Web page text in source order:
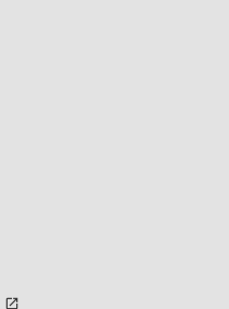
launch